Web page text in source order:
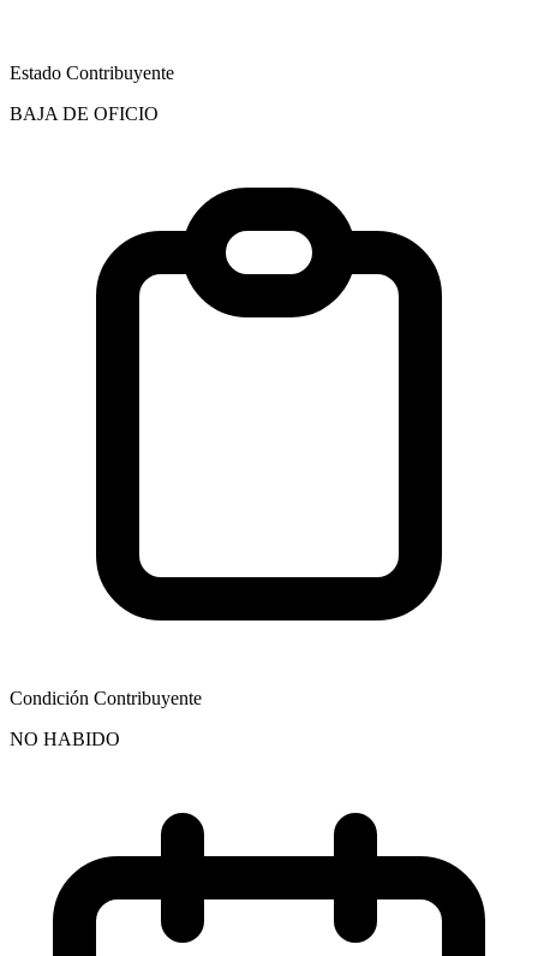
Estado Contribuyente
BAJA DE OFICIO
Condición Contribuyente
NO HABIDO